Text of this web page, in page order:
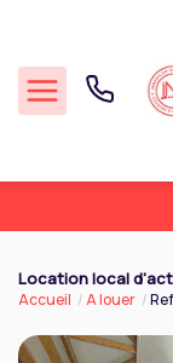
Location local
Accueil A louer